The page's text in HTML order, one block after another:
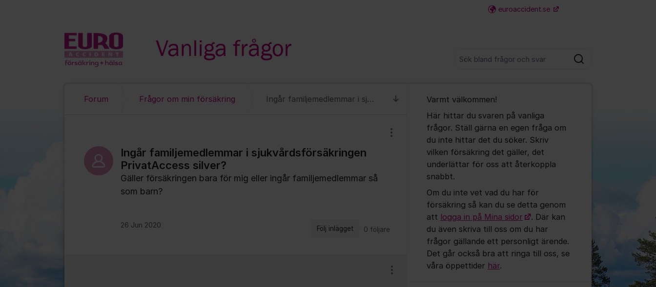
Sök
euroaccident.se Fler supportlänkar
Till senaste kommentaren
Forum Frågor om min försäkring Ingår familjemedlemmar i sjukvårdsförsäkringen PrivatAccess silver?
Ingår familjemedlemmar i sjukvårdsförsäkringen
PrivatAccess silver?
Visa/dölj inställningar för inlägg/kommentar
Gäller försäkringen bara för mig eller ingår familjemedlemmar så
som barn?
26 Jun 2020 Följ inlägget 0 följare
Visa/dölj inställningar för inlägg/kommentar
Varmt välkommen!
Här hittar du svaren på vanliga
frågor. Ställ gärna en egen fråga om
du inte hittar det du söker. Skriv
vilken försäkring det gäller, det
underlättar för oss att återkoppla
snabbt.
Om du inte vet vad du har för
försäkring så kan du se detta genom
att logga in på Mina sidor
. Där kan
du även skriva till oss om du har
frågor gällande ett personligt ärende.
Det går också bra att ringa till oss, se
våra öppettider här.